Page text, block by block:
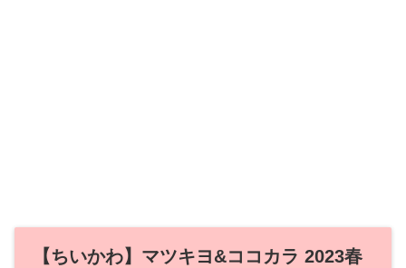
【ちいかわ】マツキヨ&ココカラ 2023春